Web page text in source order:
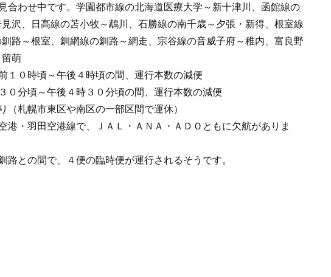
合わせ中です。学園都市線の北海道医療大学～新十津川、函館線の
沢、日高線の苫小牧～鵡川、石勝線の南千歳～夕張・新得、根室線
路～根室、釧網線の釧路～網走、宗谷線の音威子府～稚内、富良野
萌
１０時頃～午後４時頃の間、運行本数の減便
０分頃～午後４時３０分頃の間、運行本数の減便
札幌市東区や南区の一部区間で運休）
港・羽田空港線で、ＪＡＬ・ＡＮＡ・ＡＤＯともに欠航がありま
との間で、４便の臨時便が運行されるそうです。